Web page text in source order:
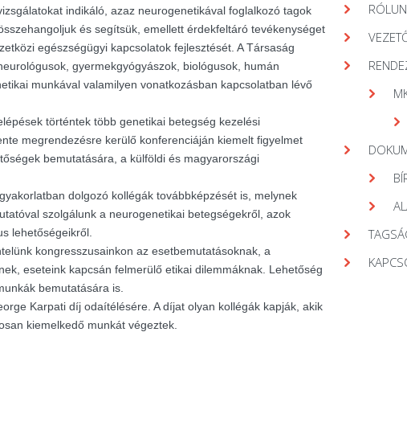
indikáló, azaz neurogenetikával foglalkozó tagok
és segítsük, emellett érdekfeltáró tevékenységet
egészségügyi kapcsolatok fejlesztését. A Társaság
gyermekgyógyászok, biológusok, humán
munkával valamilyen vonatkozásban kapcsolatban lévő
történtek több genetikai betegség kezelési
megrendezésre kerülő konferenciáján kiemelt figyelmet
bemutatására, a külföldi és magyarországi
dolgozó kollégák továbbképzését is, melynek
szolgálunk a neurogenetikai betegségekről, azok
lehetőségeikről.
kongresszusainkon az esetbemutatásoknak, a
eseteink kapcsán felmerülő etikai dilemmáknak. Lehetőség
bemutatására is.
Karpati díj odaítélésére. A díjat olyan kollégák kapják, akik
kiemelkedő munkát végeztek.